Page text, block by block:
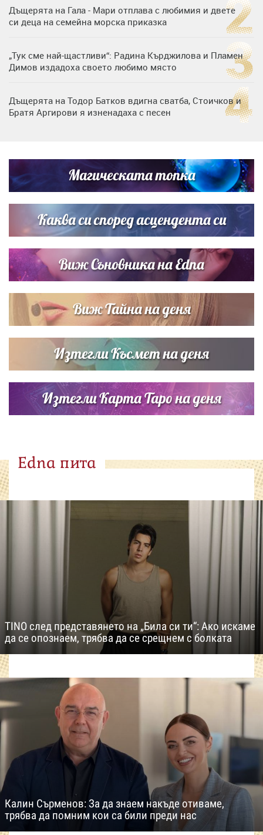
Дъщерята на Гала - Мари отплава с любимия и двете
си деца на семейна морска приказка
„Тук сме най-щастливи“: Радина Кърджилова и Пламен
Димов издадоха своето любимо място
Дъщерята на Тодор Батков вдигна сватба, Стоичков и
Братя Аргирови я изненадаха с песен
Списъкът е ясен: Джей Ло и Риана във ВИП гостите на
сватбата на Роналдо
Магическата топка
Каква си според асцендента си
Виж Съновника на Edna
Виж Тайна на деня
Изтегли Късмет на деня
Изтегли Карта Таро на деня
Edna пита
TINO след представянето на „Била си ти“: Ако искаме
да се опознаем, трябва да се срещнем с болката
Калин Сърменов: За да знаем накъде отиваме,
трябва да помним кои са били преди нас